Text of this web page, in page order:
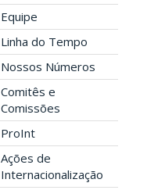
Equipe
Linha do Tempo
Nossos Números
Comitês e
Comissões
ProInt
Ações de
Internacionalização